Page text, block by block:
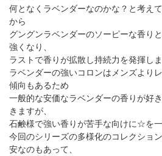
何となくラベンダーなのかな？と考え
から
グングンラベンダーのソーピーな香り
強くなり、
ラストで香りが拡散し持続力を発揮しま
ラベンダーの強いコロンはメンズより
傾向もあるため
一般的な安価なラベンダーの香りが好
きますが、
石鹸様で強い香りが苦手な向けに☆を一
今回のシリーズの多様化のコレクショ
安なのもあって、